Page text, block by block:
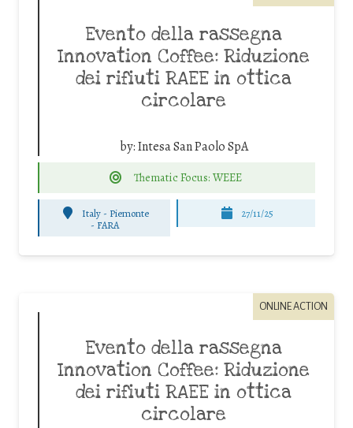
Evento della rassegna
Innovation Coffee: Riduzione
dei rifiuti RAEE in ottica
circolare
by:Intesa San Paolo SpA
Thematic Focus: WEEE
Italy - Piemonte
- FARA
27/11/25
ONLINE ACTION
Evento della rassegna
Innovation Coffee: Riduzione
dei rifiuti RAEE in ottica
circolare